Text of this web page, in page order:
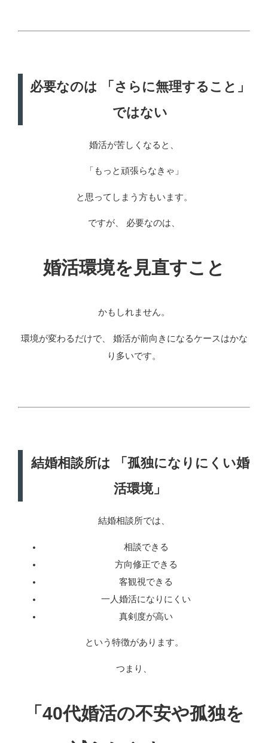
必要なのは 「さらに無理すること」
ではない
婚活が苦しくなると、
「もっと頑張らなきゃ」
と思ってしまう方もいます。
ですが、 必要なのは、
婚活環境を見直すこと
かもしれません。
環境が変わるだけで、 婚活が前向きになるケースはかな
り多いです。
結婚相談所は 「孤独になりにくい婚
活環境」
結婚相談所では、
相談できる
方向修正できる
客観視できる
一人婚活になりにくい
真剣度が高い
という特徴があります。
つまり、
「40代婚活の不安や孤独を